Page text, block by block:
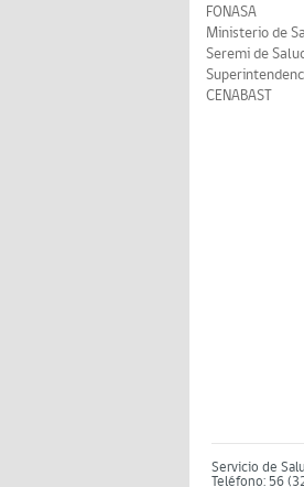
FONASA
Ministerio de
Seremi de
CENABAST
Servicio de
Teléfono: 56